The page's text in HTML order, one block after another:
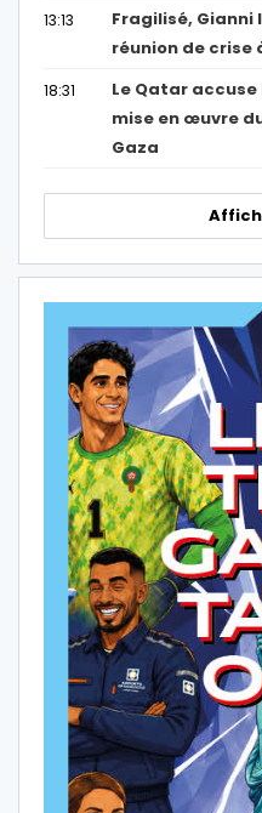
13:13
Fragilisé,
réunion de crise
18:31
Le Qatar
mise en œuvre
Gaza